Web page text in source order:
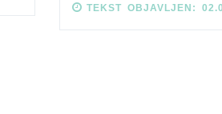
TEKST OBJAVLJEN: